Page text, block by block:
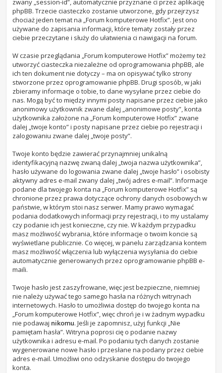
zwany „session-id”, automatycznie przyznane ci przez aplikację
phpBB. Trzecie ciasteczko zostanie utworzone, gdy przejrzysz
chociaż jeden temat na „Forum komputerowe Hotfix”. Jest ono
używane do zapisania informacji, które tematy zostały przez
ciebie przeczytane i służy do ułatwienia ci nawigacji na forum.
W czasie przeglądania „Forum komputerowe Hotfix” możemy też
utworzyć ciasteczka niezależne od oprogramowania phpBB, ale
ich ten dokument nie dotyczy – ma on opisywać tylko strony
stworzone przez oprogramowanie phpBB. Drugi sposób, w jaki
zbieramy informacje o tobie, to dane wysyłane przez ciebie do
nas. Mogą być to między innymi posty napisane przez ciebie jako
anonimowy użytkownik zwane dalej „anonimowe posty”, konta
użytkownika założone na „Forum komputerowe Hotfix” zwane
dalej „twoje konto” i posty napisane przez ciebie po rejestracji i
zalogowaniu zwane dalej „twoje posty”.
Twoje konto będzie zawierać przynajmniej unikalną
identyfikacyjną nazwę zwaną dalej „twoja nazwa użytkownika”,
hasło używane do logowania zwane dalej „twoje hasło” i osobisty
aktywny adres e-mail zwany dalej „twój adres e-mail”. Informacje
podane dla twojego konta na „Forum komputerowe Hotfix” są
chronione przez prawa dotyczące ochrony danych osobowych w
państwie, w którym stoi nasz serwer. Mamy prawo wymagać
podania dodatkowych informacji przy rejestracji, i to my ustalamy
czy podanie ich jest konieczne, czy nie. W każdym przypadku
masz możliwość wybrania, które informacje o twoim koncie są
wyświetlane publicznie. Co więcej, w panelu zarządzania kontem
masz możliwość włączenia lub wyłączenia wysyłania do ciebie
automatycznie generowanych przez oprogramowanie phpBB e-
maili.
Twoje hasło jest zaszyfrowane, więc jest bezpieczne, niemniej
nie należy używać tego samego hasła na różnych witrynach
internetowych. Hasło to umożliwia dostęp do twojego konta na
„Forum komputerowe Hotfix”, więc chroń je i w żadnym wypadku
nie podawaj nikomu. Jeśli je zapomnisz, użyj funkcji „Nie
pamiętam hasła”. Witryna poprosi cię o podanie nazwy
użytkownika i adresu e-mail. Po podaniu tych danych zostanie
wygenerowane nowe hasło i przesłane na podany przez ciebie
adres e-mail. Umożliwi ono odzyskanie dostępu do twojego
konta.